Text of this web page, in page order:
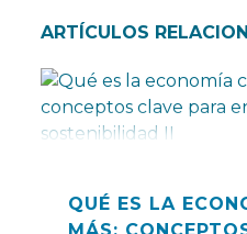
ARTÍCULOS
QUÉ ES LA
MÁS: